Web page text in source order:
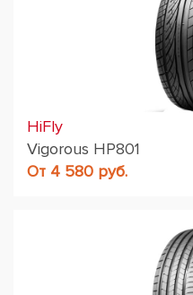
HiFly
Vigorous HP801
От 4 580 руб.